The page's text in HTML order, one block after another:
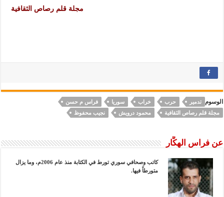
مجلة قلم رصاص الثقافية
الوسوم تدمير حرب خراب سوريا
فراس م حسن
مجلة قلم رصاص الثقافية
محمود درويش نجيب محفوظ
عن فراس الهكَّار
كاتب وصحافي سوري تورط في الكتابة منذ عام 2006م، وما يزال
متورطاً فيها.